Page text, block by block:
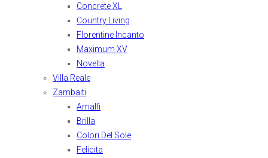
Concrete XL
Country Living
Florentine Incanto
Maximum XV
Novella
Villa Reale
Zambaiti
Amalfi
Brilla
Colori Del Sole
Felicita